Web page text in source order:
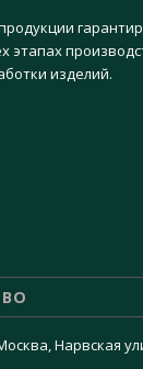
этапах
изделий.
Нарвская